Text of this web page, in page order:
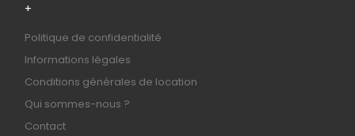
+
Politique de confidentialité
Informations légales
Conditions générales de location
Qui sommes-nous ?
Contact